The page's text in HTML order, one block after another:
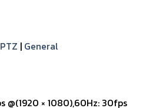
PTZ | General
@(1920 × 1080),60Hz: 30fps